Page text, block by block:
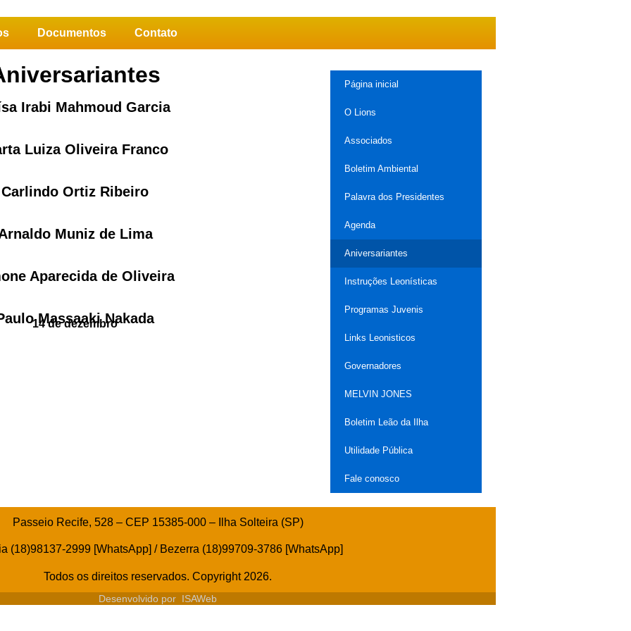
Documentos Contato
Irabi Mahmoud Garcia
Luiza Oliveira Franco
Carlindo Ortiz Ribeiro
Muniz de Lima
Aparecida de Oliveira
Massaaki Nakada
14 de dezembro
Página inicial
O Lions
Associados
Boletim Ambiental
Palavra dos Presidentes
Agenda
Aniversariantes
Instruções Leonísticas
Programas Juvenis
Links Leonisticos
Governadores
MELVIN JONES
Boletim Leão da Ilha
Utilidade Pública
Fale conosco
Passeio Recife, 528 – CEP 15385-000 – Ilha Solteira (SP)
(18)98137-2999 [WhatsApp] / Bezerra (18)99709-3786 [WhatsApp]
Todos os direitos reservados. Copyright 2026.
Desenvolvido por ISAWeb